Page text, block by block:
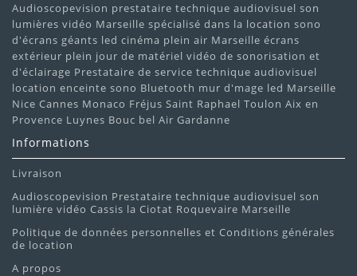
Audioscopevision prestataire technique audiovisuel son
lumières vidéo Marseille spécialisé dans la location sono
d'écrans géants led cinéma plein air Marseille écrans
extérieur plein jour de matériel vidéo de sonorisation et
d'éclairage Prestataire de service technique audiovisuel
location enceinte sono Bluetooth mur d'mage led Marseille
Nice Cannes Monaco Fréjus Saint Raphael Toulon Aix en
Provence Luynes Bouc bel Air Gardanne
Informations
Livraison
Audioscopevision Prestataire technique audiovisuel son
lumière vidéo Cassis la Ciotat Roquevaire Marseille
Politique de données personnelles et Conditions générales
de location
A propos